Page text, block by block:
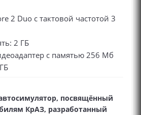
2 Duo с тактовой частотой 3
2 ГБ
с памятью 256 Мб
посвящённый
КрАЗ, разработанный